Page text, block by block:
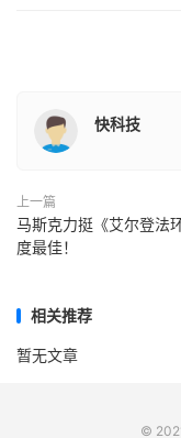
快科技
上一篇
马斯克力挺《艾尔登法
度最佳！
相关推荐
暂无文章
©